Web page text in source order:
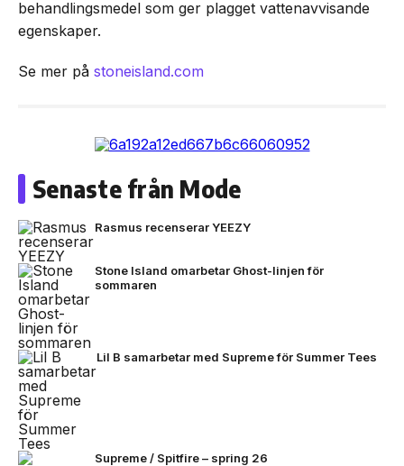
behandlingsmedel som ger plagget vattenavvisande
egenskaper.
Se mer på stoneisland.com
Senaste från Mode
Rasmus recenserar YEEZY
Stone Island omarbetar Ghost-linjen för
sommaren
Lil B samarbetar med Supreme för Summer Tees
Supreme / Spitfire – spring 26